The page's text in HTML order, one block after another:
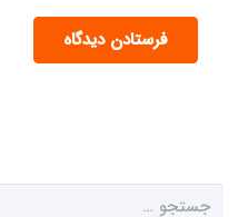
فرستادن دیدگاه
جستجو